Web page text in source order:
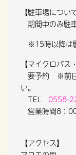
【駐車場につい
期間中のみ駐
※15時以降は
【マイクロバ
要予約 ※前
い。
TEL 0558-
営業時間8：
【アクセス】